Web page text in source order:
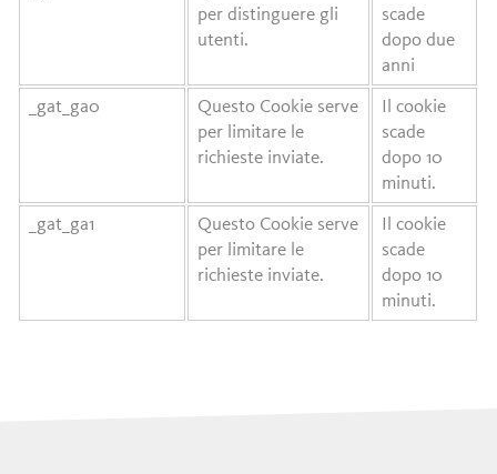
per distinguere gli
utenti.
scade
dopo due
anni
_gat_ga0
Questo Cookie serve
per limitare le
richieste inviate.
Il cookie
scade
dopo 10
minuti.
_gat_ga1
Questo Cookie serve
per limitare le
richieste inviate.
Il cookie
scade
dopo 10
minuti.